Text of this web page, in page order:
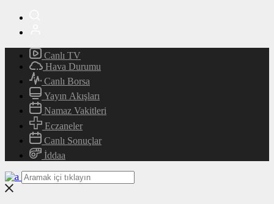
Canlı TV
Hava Durumu
Canlı Borsa
Yayın Akışları
Namaz Vakitleri
Eczaneler
Canlı Sonuçlar
İddaa